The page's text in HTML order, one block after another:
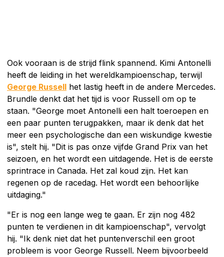
Ook vooraan is de strijd flink spannend. Kimi Antonelli
heeft de leiding in het wereldkampioenschap, terwijl
George Russell het lastig heeft in de andere Mercedes.
Brundle denkt dat het tijd is voor Russell om op te
staan. "George moet Antonelli een halt toeroepen en
een paar punten terugpakken, maar ik denk dat het
meer een psychologische dan een wiskundige kwestie
is", stelt hij. "Dit is pas onze vijfde Grand Prix van het
seizoen, en het wordt een uitdagende. Het is de eerste
sprintrace in Canada. Het zal koud zijn. Het kan
regenen op de racedag. Het wordt een behoorlijke
uitdaging."
"Er is nog een lange weg te gaan. Er zijn nog 482
punten te verdienen in dit kampioenschap", vervolgt
hij. "Ik denk niet dat het puntenverschil een groot
probleem is voor George Russell. Neem bijvoorbeeld